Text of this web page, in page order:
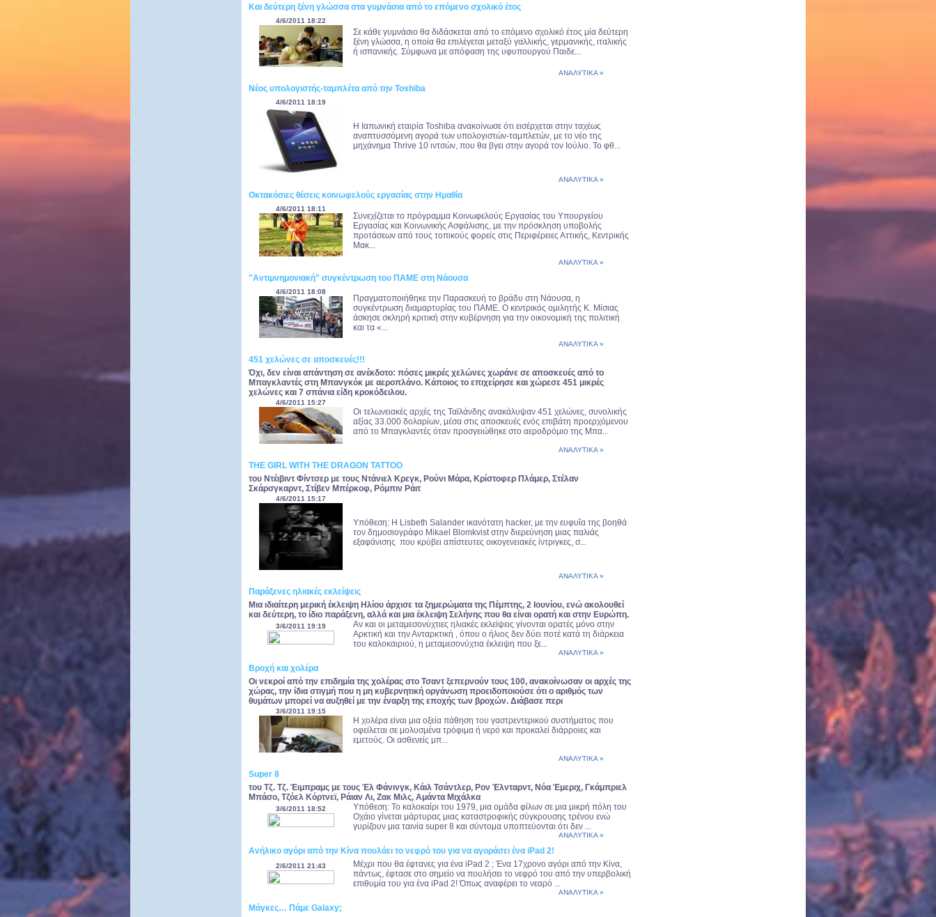
Και δεύτερη ξένη γλώσσα στα γυμνάσια από το επόμενο σχολικό έτος
4/6/2011 18:22
Σε κάθε γυμνάσιο θα διδάσκεται από το επόμενο σχολικό έτος μία δεύτερη
ξένη γλώσσα, η οποία θα επιλέγεται μεταξύ γαλλικής, γερμανικής, ιταλικής
ή ισπανικής. Σύμφωνα με απόφαση της υφυπουργού Παιδε...
ΑΝΑΛΥΤΙΚΑ »
Νέος υπολογιστής-ταμπλέτα από την Toshiba
4/6/2011 18:19
Η Ιαπωνική εταιρία Toshiba ανακοίνωσε ότι εισέρχεται στην ταχέως
αναπτυσσόμενη αγορά των υπολογιστών-ταμπλετών, με το νέο της
μηχάνημα Thrive 10 ιντσών, που θα βγει στην αγορά τον Ιούλιο. Το φθ...
ΑΝΑΛΥΤΙΚΑ »
Οκτακόσιες θέσεις κοινωφελούς εργασίας στην Ημαθία
4/6/2011 18:11
Συνεχίζεται το πρόγραμμα Κοινωφελούς Εργασίας του Υπουργείου
Εργασίας και Κοινωνικής Ασφάλισης, με την πρόσκληση υποβολής
προτάσεων από τους τοπικούς φορείς στις Περιφέρειες Αττικής, Κεντρικής
Μακ...
ΑΝΑΛΥΤΙΚΑ »
"Αντιμνημονιακή" συγκέντρωση του ΠΑΜΕ στη Νάουσα
4/6/2011 18:08
Πραγματοποιήθηκε την Παρασκευή το βράδυ στη Νάουσα, η
συγκέντρωση διαμαρτυρίας του ΠΑΜΕ. Ο κεντρικός ομιλητής Κ. Μίσιας
άσκησε σκληρή κριτική στην κυβέρνηση για την οικονομική της πολιτική
και τα «...
ΑΝΑΛΥΤΙΚΑ »
451 χελώνες σε αποσκευές!!!
Όχι, δεν είναι απάντηση σε ανέκδοτο: πόσες μικρές χελώνες χωράνε σε αποσκευές από το
Μπαγκλαντές στη Μπανγκόκ με αεροπλάνο. Κάποιος το επιχείρησε και χώρεσε 451 μικρές
χελώνες και 7 σπάνια είδη κροκόδειλου.
4/6/2011 15:27
Οι τελωνειακές αρχές της Ταϊλάνδης ανακάλυψαν 451 χελώνες, συνολικής
αξίας 33.000 δολαρίων, μέσα στις αποσκευές ενός επιβάτη προερχόμενου
από το Μπαγκλαντές όταν προσγειώθηκε στο αεροδρόμιο της Μπα...
ΑΝΑΛΥΤΙΚΑ »
THE GIRL WITH THE DRAGON TATTOO
του Ντέιβιντ Φίντσερ με τους Ντάνιελ Κρεγκ, Ρούνι Μάρα, Κρίστοφερ Πλάμερ, Στέλαν
Σκάρσγκαρντ, Στίβεν Μπέρκοφ, Ρόμπιν Ράιτ
4/6/2011 15:17
Υπόθεση: Η Lisbeth Salander ικανότατη hacker, με την ευφυΐα της βοηθά
τον δημοσιογράφο Mikael Blomkvist στην διερεύνηση μιας παλιάς
εξαφάνισης που κρύβει απίστευτες οικογενειακές ίντριγκες, σ...
ΑΝΑΛΥΤΙΚΑ »
Παράξενες ηλιακές εκλείψεις
Μια ιδιαίτερη μερική έκλειψη Ηλίου άρχισε τα ξημερώματα της Πέμπτης, 2 Ιουνίου, ενώ ακολουθεί
και δεύτερη, το ίδιο παράξενη, αλλά και μια έκλειψη Σελήνης που θα είναι ορατή και στην Ευρώπη.
3/6/2011 19:19
Αν και οι μεταμεσονύχτιες ηλιακές εκλείψεις γίνονται ορατές μόνο στην
Αρκτική και την Ανταρκτική , όπου ο ήλιος δεν δύει ποτέ κατά τη διάρκεια
του καλοκαιριού, η μεταμεσονύχτια έκλειψη που ξε...
ΑΝΑΛΥΤΙΚΑ »
Βροχή και χολέρα
Οι νεκροί από την επιδημία της χολέρας στο Τσαντ ξεπερνούν τους 100, ανακοίνωσαν οι αρχές της
χώρας, την ίδια στιγμή που η μη κυβερνητική οργάνωση προειδοποιούσε ότι ο αριθμός των
θυμάτων μπορεί να αυξηθεί με την έναρξη της εποχής των βροχών. Διάβασε περι
3/6/2011 19:15
Η χολέρα είναι μια οξεία πάθηση του γαστρεντερικού συστήματος που
οφείλεται σε μολυσμένα τρόφιμα ή νερό και προκαλεί διάρροιες και
εμετούς. Οι ασθενείς μπ...
ΑΝΑΛΥΤΙΚΑ »
Super 8
του Τζ. Τζ. Έιμπραμς με τους Έλ Φάνινγκ, Κάιλ Τσάντλερ, Ρον Έλνταρντ, Νόα Έμεριχ, Γκάμπριελ
Μπάσο, Τζόελ Κόρτνεϊ, Ράιαν Λι, Ζακ Μιλς, Αμάντα Μιχάλκα
3/6/2011 18:52
Υπόθεση: Το καλοκαίρι του 1979, μια ομάδα φίλων σε μια μικρή πόλη του
Οχάιο γίνεται μάρτυρας μιας καταστροφικής σύγκρουσης τρένου ενώ
γυρίζουν μια ταινία super 8 και σύντομα υποπτεύονται ότι δεν ...
ΑΝΑΛΥΤΙΚΑ »
Aνήλικο αγόρι από την Κίνα πουλάει το νεφρό του για να αγοράσει ένα iPad 2!
2/6/2011 21:43
Μέχρι που θα έφτανες για ένα iPad 2 ; Ένα 17χρονο αγόρι από την Κίνα,
πάντως, έφτασε στο σημείο να πουλήσει το νεφρό του από την υπερβολική
επιθυμία του για ένα iPad 2! Όπως αναφέρει το νεαρό ...
ΑΝΑΛΥΤΙΚΑ »
Μάγκες… Πάμε Galaxy;